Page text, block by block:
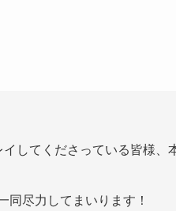
してくださっている皆様、
尽力してまいります！